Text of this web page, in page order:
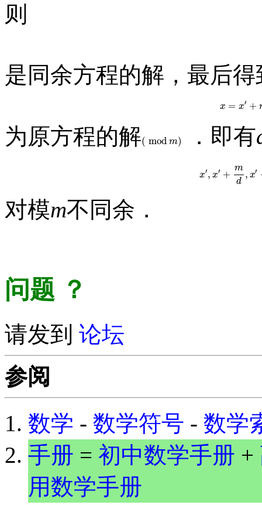
则
是同余方程的解，最后得
x = x′ +
x =x ′
为原方程的解( mod m)
( modm ) ．即有
x′, x′ +
m
d
, x′
x ,x′+md
对模m不同余．
问题 ？
请发到 论坛
参阅
数学 - 数学符号 - 数学
手册 = 初中数学手册 +
用数学手册